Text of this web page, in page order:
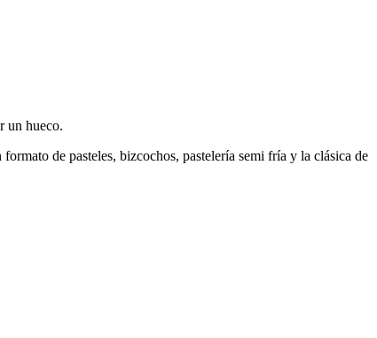
un hueco.
de pasteles, bizcochos, pastelería semi fría y la clásica de